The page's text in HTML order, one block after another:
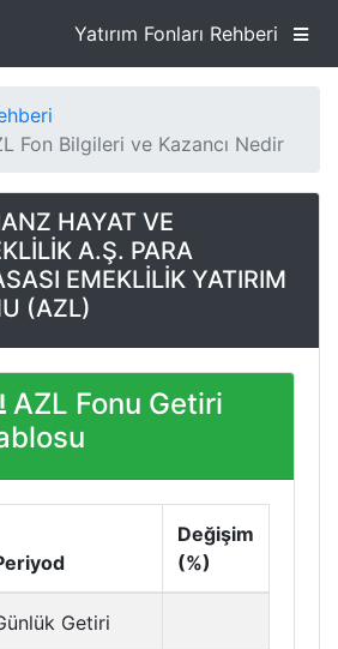
Yatırım Fonları Rehberi
Fon Bilgileri ve Kazancı Nedir
HAYAT VE
A.Ş. PARA
EMEKLİLİK YATIRIM
(AZL)
AZL Fonu Getiri
Değişim
(%)
Getiri